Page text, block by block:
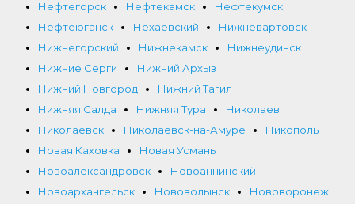
Нефтегорск
Нефтекамск
Нефтекумск
Нефтеюганск
Нехаевский
Нижневартовск
Нижнегорский
Нижнекамск
Нижнеудинск
Нижние Серги
Нижний Архыз
Нижний Новгород
Нижний Тагил
Нижняя Салда
Нижняя Тура
Николаев
Николаевск
Николаевск-на-Амуре
Никополь
Новая Каховка
Новая Усмань
Новоалександровск
Новоаннинский
Новоархангельск
Нововолынск
Нововоронеж